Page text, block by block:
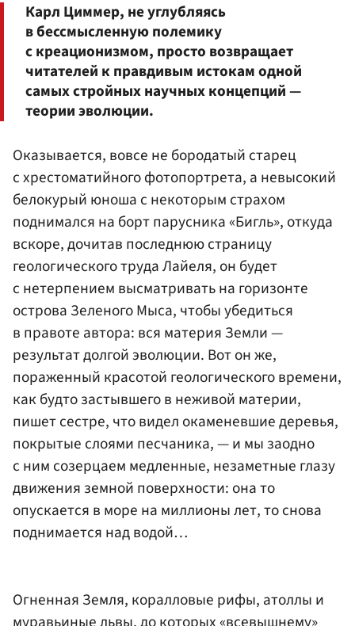
Карл Циммер, не углубляясь
в бессмысленную полемику
с креационизмом, просто возвращает
читателей к правдивым истокам одной
самых стройных научных концепций —
теории эволюции.
Оказывается, вовсе не бородатый старец
с хрестоматийного фотопортрета, а невысокий
белокурый юноша с некоторым страхом
поднимался на борт парусника «Бигль», откуда
вскоре, дочитав последнюю страницу
геологического труда Лайеля, он будет
с нетерпением высматривать на горизонте
острова Зеленого Мыса, чтобы убедиться
в правоте автора: вся материя Земли —
результат долгой эволюции. Вот он же,
пораженный красотой геологического времени,
как будто застывшего в неживой материи,
пишет сестре, что видел окаменевшие деревья,
покрытые слоями песчаника, — и мы заодно
с ним созерцаем медленные, незаметные глазу
движения земной поверхности: она то
опускается в море на миллионы лет, то снова
поднимается над водой…
Огненная Земля, коралловые рифы, атоллы и